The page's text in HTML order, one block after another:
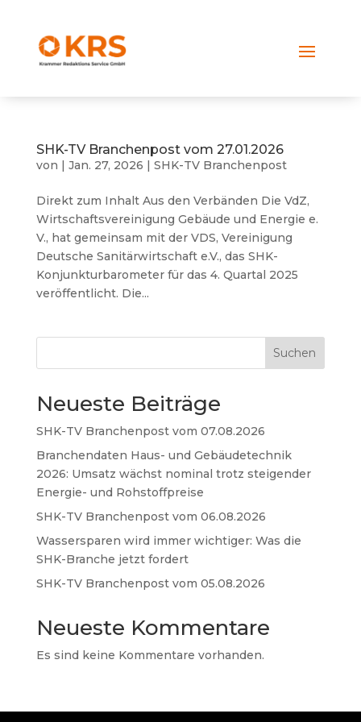
SHK-TV Branchenpost vom 27.01.2026
von | Jan. 27, 2026 | SHK-TV Branchenpost
Direkt zum Inhalt Aus den Verbänden Die VdZ,
Wirtschaftsvereinigung Gebäude und Energie e.
V., hat gemeinsam mit der VDS, Vereinigung
Deutsche Sanitärwirtschaft e.V., das SHK-
Konjunkturbarometer für das 4. Quartal 2025
veröffentlicht. Die...
Suchen
Neueste Beiträge
SHK-TV Branchenpost vom 07.08.2026
Branchendaten Haus- und Gebäudetechnik
2026: Umsatz wächst nominal trotz steigender
Energie- und Rohstoffpreise
SHK-TV Branchenpost vom 06.08.2026
Wassersparen wird immer wichtiger: Was die
SHK-Branche jetzt fordert
SHK-TV Branchenpost vom 05.08.2026
Neueste Kommentare
Es sind keine Kommentare vorhanden.